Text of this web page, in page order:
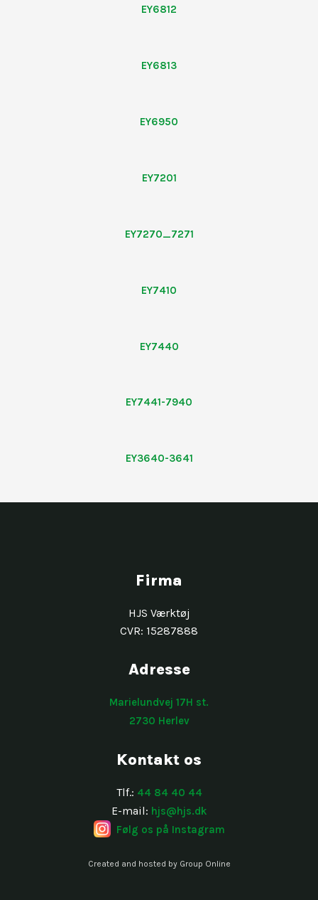
EY6812
EY6813
EY6950
EY7201
EY7270_7271
EY7410
EY7440
EY7441-7940
EY3640-3641
Firma​​​
​HJS Værktøj
CVR: 15287888
Adresse​​
Marielundvej 17H st.
​2730 Herlev
Kontakt os​
Tlf.: 44 84 40 44
​E-mail: hjs@hjs.dk
Følg os på Instagram
Created and hosted by Group Online